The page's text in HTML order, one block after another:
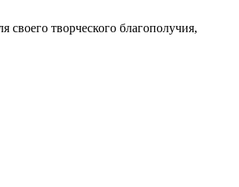
творческого благополучия,